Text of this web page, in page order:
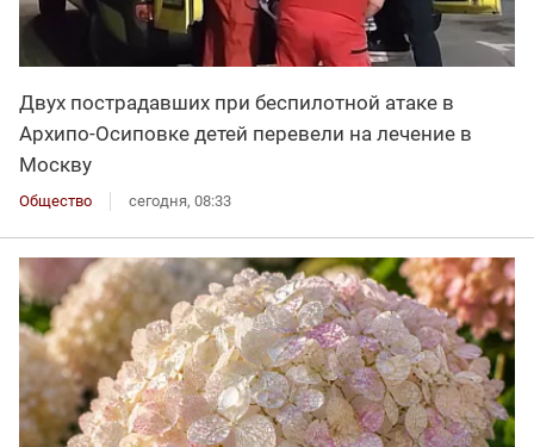
Двух пострадавших при беспилотной атаке в
Архипо-Осиповке детей перевели на лечение в
Москву
Общество сегодня, 08:33